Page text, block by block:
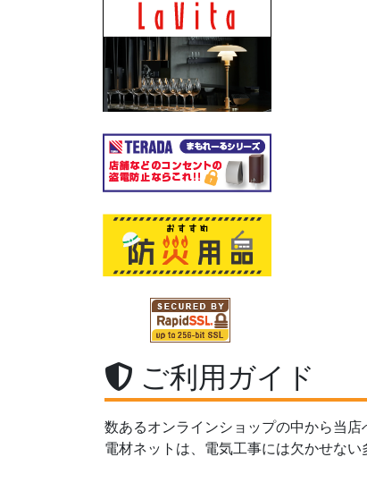
ご利用ガイド
数あるオンラインショップの中から当
電材ネットは、電気工事には欠かせな